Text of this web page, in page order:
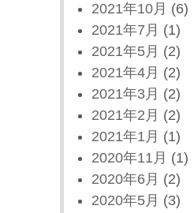
2021年10月 (6)
2021年7月 (1)
2021年5月 (2)
2021年4月 (2)
2021年3月 (2)
2021年2月 (2)
2021年1月 (1)
2020年11月 (1)
2020年6月 (2)
2020年5月 (3)